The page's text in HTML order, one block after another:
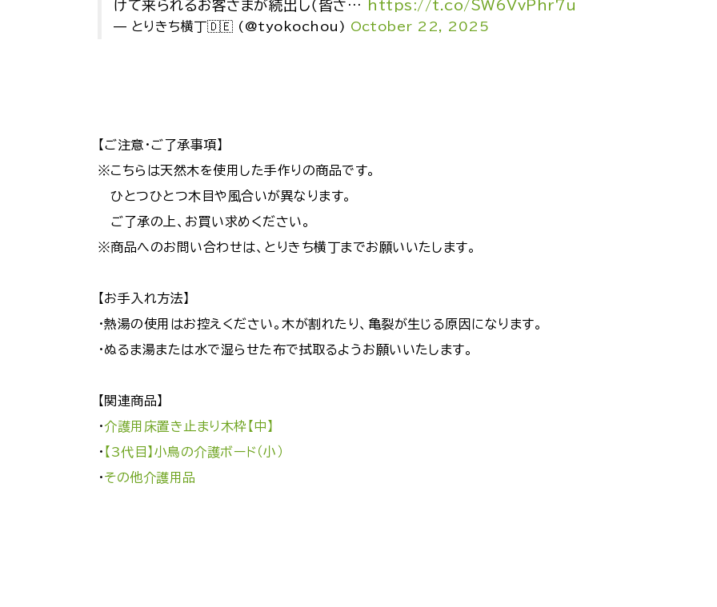
けて来られるお客さまが続出し（皆さ…
https://t.co/SW6VvPhr7u
— とりきち横丁🇩🇪 (@tyokochou) October 22, 2025
【ご注意・ご了承事項】
※こちらは天然木を使用した手作りの商品です。
ひとつひとつ木目や風合いが異なります。
ご了承の上、お買い求めください。
※商品へのお問い合わせは、とりきち横丁までお願いいたします。
【お手入れ方法】
・熱湯の使用はお控えください。木が割れたり、亀裂が生じる原因になります。
・ぬるま湯または水で湿らせた布で拭取るようお願いいたします。
【関連商品】
・介護用床置き止まり木枠【中】
・ 【3代目】小鳥の介護ボード（小）
・その他介護用品